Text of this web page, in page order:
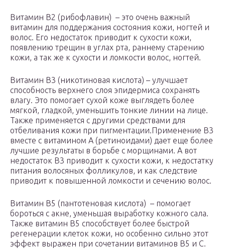
Витамин B2 (рибофлавин) – это очень важный
витамин для поддержания состояния кожи, ногтей и
волос. Его недостаток приводит к сухости кожи,
появлению трещин в углах рта, раннему старению
кожи, а так же к сухости и ломкости волос, ногтей.
Витамин B3 (никотиновая кислота) – улучшает
способность верхнего слоя эпидермиса сохранять
влагу. Это помогает сухой коже выглядеть более
мягкой, гладкой, уменьшить тонкие линии на лице.
Также применяется с другими средствами для
отбеливания кожи при пигментации.Применение B3
вместе с витамином А (ретиноидами) дает еще более
лучшие результаты в борьбе с морщинами. А вот
недостаток В3 приводит к сухости кожи, к недостатку
питания волосяных фолликулов, и как следствие
приводит к повышенной ломкости и сечению волос.
Витамин B5 (пантотеновая кислота) – помогает
бороться с акне, уменьшая выработку кожного сала.
Также витамин B5 способствует более быстрой
регенерации клеток кожи, но особенно сильно этот
эффект выражен при сочетании витаминов B5 и С.